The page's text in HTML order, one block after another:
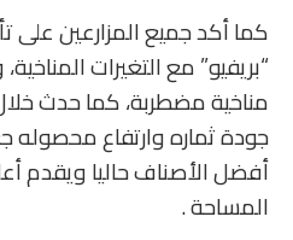
كما أكد جميع المزارعين
“بريفيو” مع التغيرات
مناخية مضطربة، كما حدث
جودة ثماره وارتفاع محصوله
أفضل الأصناف حاليا ويقدم
المساحة .